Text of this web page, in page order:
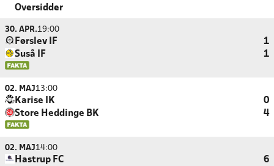
Oversidder
30. APR.19:00
Førslev IF
1
Suså IF
1
02. MAJ13:00
Karise IK
0
Store Heddinge BK
4
02. MAJ14:00
Hastrup FC
6